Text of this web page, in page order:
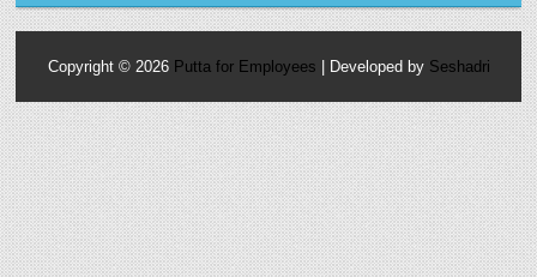
Copyright © 2026 Putta for Employees | Developed by Seshadri